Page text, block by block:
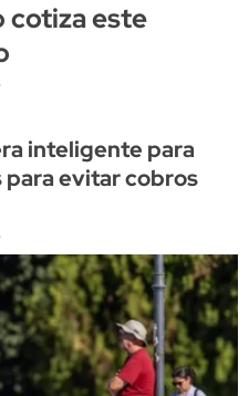
cotiza este
inteligente para
evitar cobros